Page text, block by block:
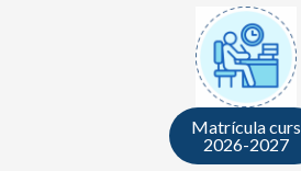
Matrícula curs
2026-2027